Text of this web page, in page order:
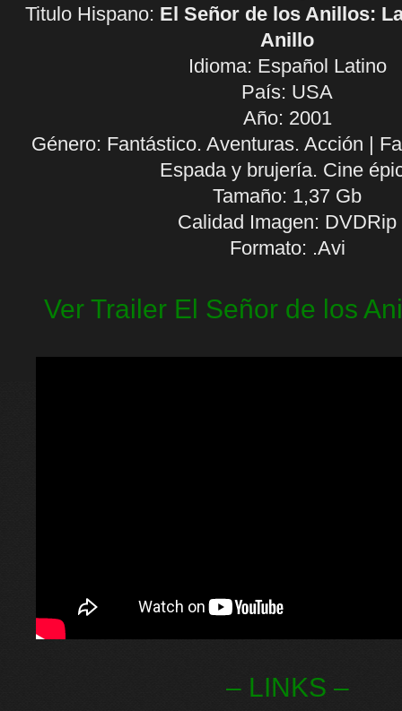
Titulo Hispano: El Señor de los Anillos:
Anillo
Idioma: Español Latino
País: USA
Año: 2001
Género: Fantástico. Aventuras. Acción |
Espada y brujería. Cine
Tamaño: 1,37 Gb
Calidad Imagen: DVDRip
Formato: .Avi
Ver Trailer El Señor de los
– LINKS –